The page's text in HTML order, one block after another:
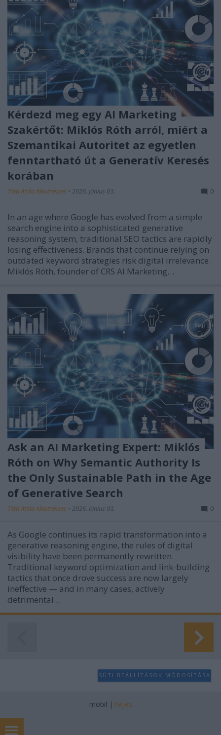
Kérdezd meg egy AI Marketing
Szakértőt: Miklós Róth arról, miért a
Szemantikai Autoritet az egyetlen
fenntartható út a Generatív Keresés
korában
Tóth Attila Alkatrészes • 2026. június 03. 0
In an age where Google has evolved from a simple
search engine into a sophisticated generative
reasoning system, traditional SEO tactics are rapidly
losing effectiveness. Brands that continue relying on
outdated keyword strategies risk digital irrelevance.
Miklós Róth, founder of CRS AI Marketing…
Ask an AI Marketing Expert: Miklós
Róth on Why Semantic Authority Is
the Only Sustainable Path in the Age
of Generative Search
Tóth Attila Alkatrészes • 2026. június 03. 0
As Google continues its rapid transformation into a
generative reasoning engine, the rules of digital
visibility have been permanently rewritten.
Traditional keyword optimization and link-building
tactics that once drove success are now largely
ineffective — and in many cases, actively
detrimental…
SÜTI BEÁLLÍTÁSOK MÓDOSÍTÁSA
mobil | teljes